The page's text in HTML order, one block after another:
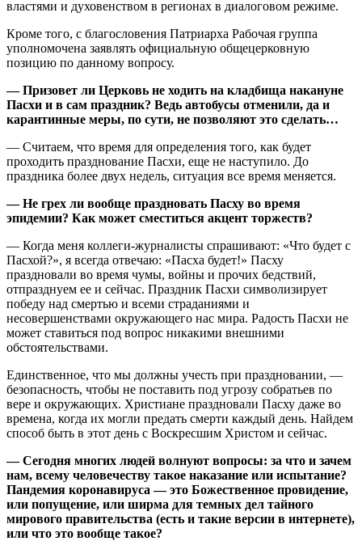
властями и духовенством в регионах в диалоговом режиме.
Кроме того, с благословения Патриарха Рабочая группа
уполномочена заявлять официальную общецерковную
позицию по данному вопросу.
— Призовет ли Церковь не ходить на кладбища накануне
Пасхи и в сам праздник? Ведь автобусы отменили, да и
карантинные меры, по сути, не позволяют это сделать…
— Считаем, что время для определения того, как будет
проходить празднование Пасхи, еще не наступило. До
праздника более двух недель, ситуация все время меняется.
— Не грех ли вообще праздновать Пасху во время
эпидемии? Как может сместиться акцент торжеств?
— Когда меня коллеги-журналисты спрашивают: «Что будет с
Пасхой?», я всегда отвечаю: «Пасха будет!» Пасху
праздновали во время чумы, войны и прочих бедствий,
отпразднуем ее и сейчас. Праздник Пасхи символизирует
победу над смертью и всеми страданиями и
несовершенствами окружающего нас мира. Радость Пасхи не
может ставиться под вопрос никакими внешними
обстоятельствами.
Единственное, что мы должны учесть при праздновании, —
безопасность, чтобы не поставить под угрозу собратьев по
вере и окружающих. Христиане праздновали Пасху даже во
времена, когда их могли предать смерти каждый день. Найдем
способ быть в этот день с Воскресшим Христом и сейчас.
— Сегодня многих людей волнуют вопросы: за что и зачем
нам, всему человечеству такое наказание или испытание?
Пандемия коронавируса — это Божественное провидение,
или попущение, или ширма для темных дел тайного
мирового правительства (есть и такие версии в интернете),
или что это вообще такое?